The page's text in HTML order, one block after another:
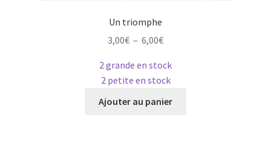
Un triomphe
3,00€ – 6,00€Plage
prix :
3,00€
à
2 grande en stock
2 petite en stock
Ajouter au panier